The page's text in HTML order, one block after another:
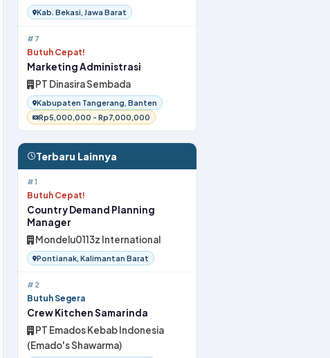
Kab. Bekasi, Jawa Barat
#7
Butuh Cepat!
Marketing Administrasi
PT Dinasira Sembada
Kabupaten Tangerang, Banten
Rp5,000,000 - Rp7,000,000
Terbaru Lainnya
#1
Butuh Cepat!
Country Demand Planning
Manager
Mondelu0113z International
Pontianak, Kalimantan Barat
#2
Butuh Segera
Crew Kitchen Samarinda
PT Emados Kebab Indonesia
(Emado's Shawarma)